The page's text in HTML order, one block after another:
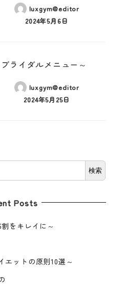
luxgym@editor
2024年5月6日
ライダルメニュー～
luxgym@editor
2024年5月25日
検索
Posts
をキレイに～
エットの原則10選～